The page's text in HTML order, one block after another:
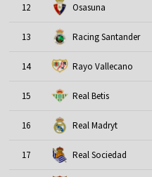
12 Osasuna
13 Racing Santander
14 Rayo Vallecano
15 Real Betis
16 Real Madryt
17 Real Sociedad